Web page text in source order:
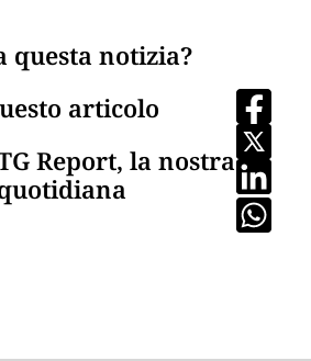
questa notizia?
articolo
Report, la nostra